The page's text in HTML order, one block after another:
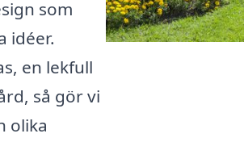
som
idéer.
en lekfull
så gör vi
olika